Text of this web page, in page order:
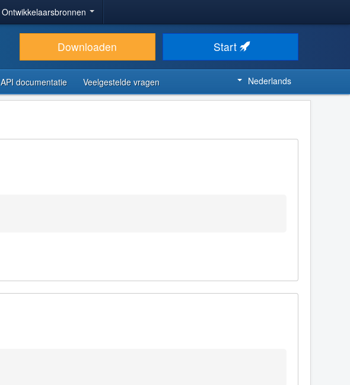
Ontwikkelaarsbronnen
Downloaden Start
API documentatie Veelgestelde vragen Nederlands